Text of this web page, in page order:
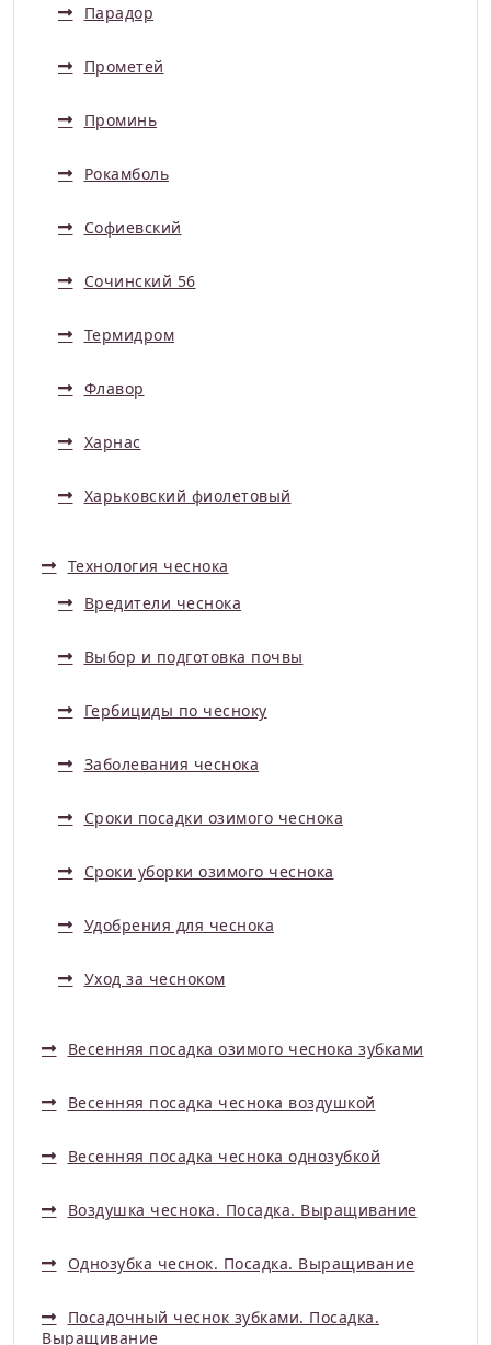
Парадор
Прометей
Проминь
Рокамболь
Софиевский
Сочинский 56
Термидром
Флавор
Харнас
Харьковский фиолетовый
Технология чеснока
Вредители чеснока
Выбор и подготовка почвы
Гербициды по чесноку
Заболевания чеснока
Сроки посадки озимого чеснока
Сроки уборки озимого чеснока
Удобрения для чеснока
Уход за чесноком
Весенняя посадка озимого чеснока зубками
Весенняя посадка чеснока воздушкой
Весенняя посадка чеснока однозубкой
Воздушка чеснока. Посадка. Выращивание
Однозубка чеснок. Посадка. Выращивание
Посадочный чеснок зубками. Посадка.
Выращивание